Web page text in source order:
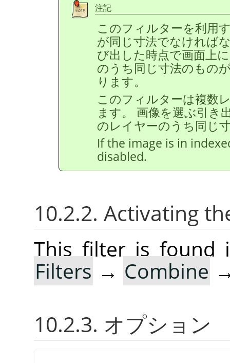
注記
このフィルターを利用
が同じ寸法でなければ
び出した時点で画面上
のうち同じ寸法のもの
ります。
このフィルターは複数
ます。 画像を選ぶ引き
のレイヤーのうち同じ
If the image is in
disabled.
10.2.2. Activating
This filter is found
Filters → Combine
10.2.3. オプション